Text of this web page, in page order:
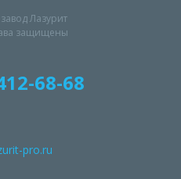
Лазурит
защищены
68-68
pro.ru